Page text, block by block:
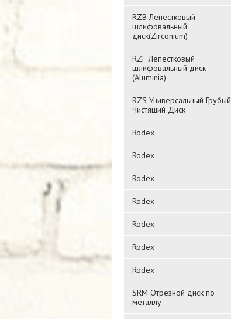
RZB Лепестковый
шлифовальный
диск(Zirconium)
RZF Лепестковый
шлифовальный диск
(Aluminia)
RZS Универсальный Грубый
Чистящий Диск
Rodex
Rodex
Rodex
Rodex
Rodex
Rodex
Rodex
SRM Отрезной диск по
металлу